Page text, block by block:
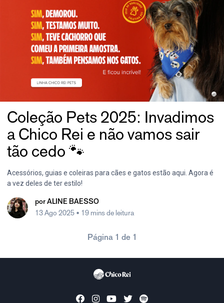
Coleção Pets 2025: Invadimos
a Chico Rei e não vamos sair
tão cedo 🐾
Acessórios, guias e coleiras para cães e gatos estão aqui. Agora é
a vez deles de ter estilo!
por ALINE BAESSO
13 Ago 2025 • 19 mins de leitura
Página 1 de 1